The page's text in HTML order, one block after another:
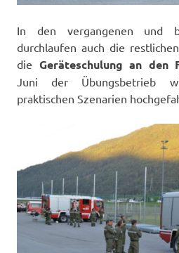
In den vergangenen und
durchlaufen auch die
die Geräteschulung an den
Juni der Übungsbetrieb
praktischen Szenarien